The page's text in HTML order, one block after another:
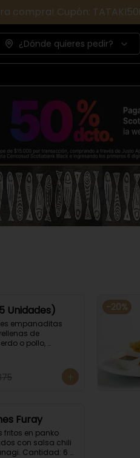
compra! Cupón:
¿Dónde quieres pedir?
Unidades)
empanaditas
de
o pollo,
-20%
Furay
fritos en panko
con salsa chili
Cantidad: 6